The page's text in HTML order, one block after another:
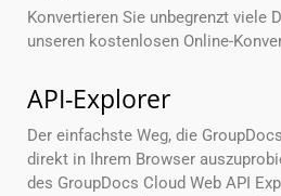
Konvertieren Sie unbegrenzt viele
unseren kostenlosen Online-
API-Explorer
Der einfachste Weg, die
direkt in Ihrem Browser
des GroupDocs Cloud Web API